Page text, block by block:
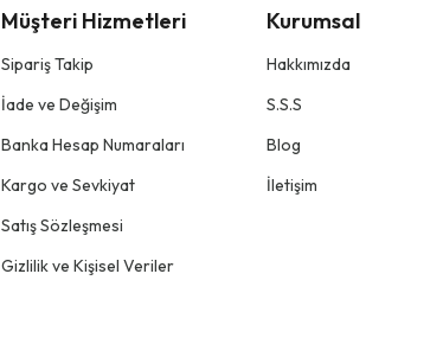
Müşteri Hizmetleri
Sipariş Takip
İade ve Değişim
Banka Hesap Numaraları
Kargo ve Sevkiyat
Satış Sözleşmesi
Gizlilik ve Kişisel Veriler
Kurumsal
Hakkımızda
S.S.S
Blog
İletişim